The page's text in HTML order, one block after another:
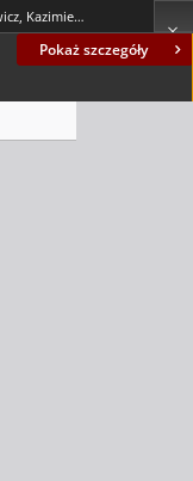
Pokaż szczegóły
Krzakiewicz, Kazimierz; Cyfert, Szymon